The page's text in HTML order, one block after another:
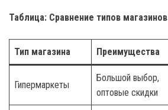
Таблица: Сравнение типов магазинов
Тип магазина Преимущества
Гипермаркеты
Большой выбор,
оптовые скидки